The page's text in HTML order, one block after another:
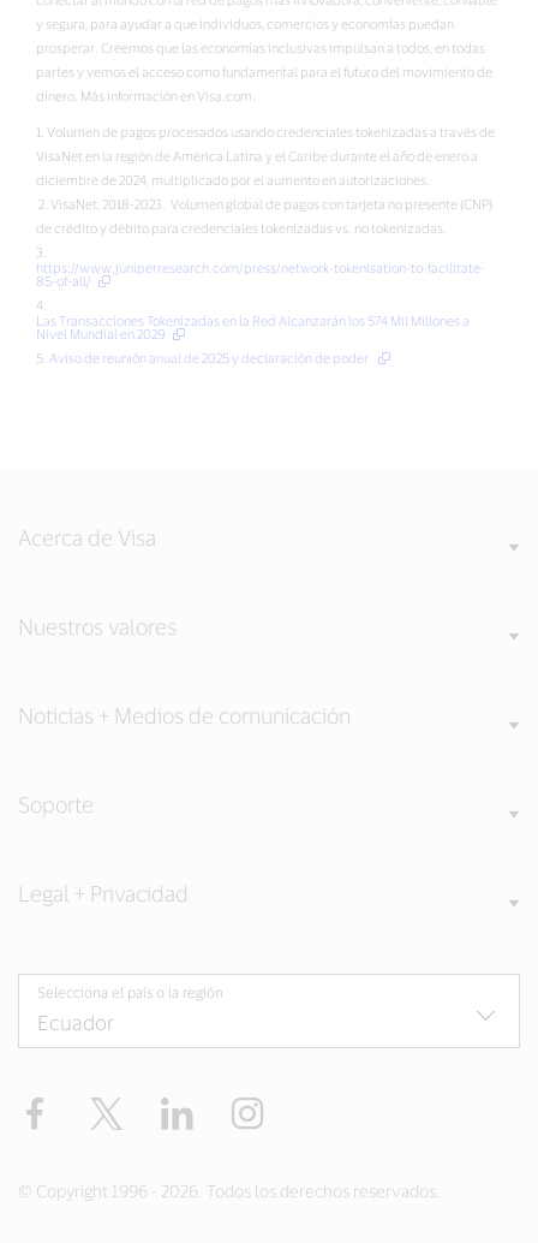
y segura, para ayudar a que individuos, comercios y economías puedan
prosperar. Creemos que las economías inclusivas impulsan a todos, en todas
partes y vemos el acceso como fundamental para el futuro del movimiento de
dinero. Más información en Visa.com.
1. Volumen de pagos procesados usando credenciales tokenizadas a través de
VisaNet en la región de América Latina y el Caribe durante el año de enero a
diciembre de 2024, multiplicado por el aumento en autorizaciones.
2. VisaNet, 2018-2023. Volumen global de pagos con tarjeta no presente (CNP)
de crédito y débito para credenciales tokenizadas vs. no tokenizadas.
3.
https://www.juniperresearch.com/press/network-tokenisation-to-facilitate-
85-of-all/
4.
Las Transacciones Tokenizadas en la Red Alcanzarán los 574 Mil Millones a
Nivel Mundial en 2029
5. Aviso de reunión anual de 2025 y declaración de poder
Acerca de Visa
Nuestros valores
Noticias + Medios de comunicación
Soporte
Legal + Privacidad
Selecciona el país o la región
Facebook Twitter LinkedIn
© Copyright 1996 - 2026. Todos los derechos reservados.